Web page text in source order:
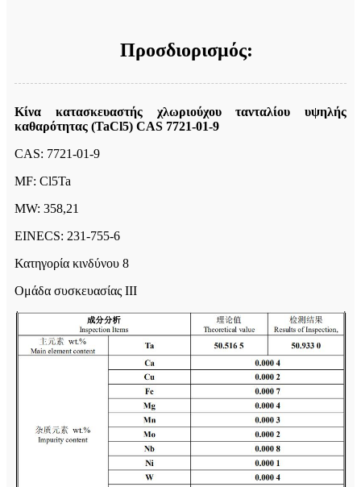
Προσδιορισμός:
Κίνα κατασκευαστής χλωριούχου τανταλίου υψηλής
καθαρότητας (TaCl5) CAS 7721-01-9
CAS: 7721-01-9
MF: Cl5Ta
MW: 358,21
EINECS: 231-755-6
Κατηγορία κινδύνου 8
Ομάδα συσκευασίας III